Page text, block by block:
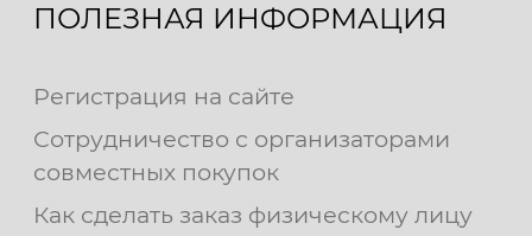
ПОЛЕЗНАЯ ИНФОРМАЦИЯ
Регистрация на сайте
Сотрудничество с организаторами
совместных покупок
Как сделать заказ физическому лицу